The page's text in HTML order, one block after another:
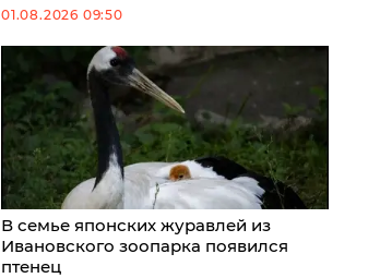
01.08.2026 09:50
В семье японских журавлей из
Ивановского зоопарка появился
птенец